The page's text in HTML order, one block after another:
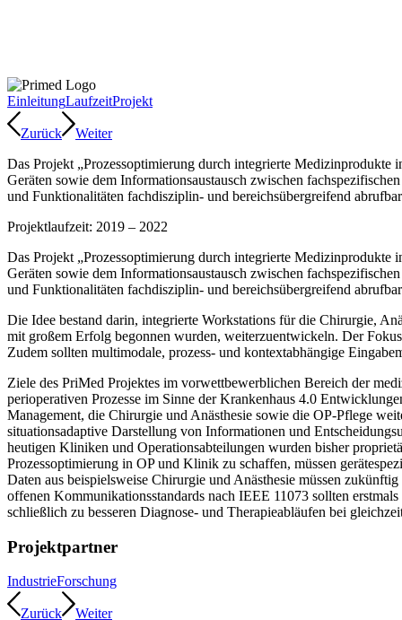
EinleitungLaufzeitProjekt
Zurück
Weiter
Das Projekt „Prozessoptimierung durch integrierte
Geräten sowie dem Informationsaustausch zwischen
und Funktionalitäten fachdisziplin- und bereichsübergreifend
Projektlaufzeit: 2019 – 2022
Das Projekt „Prozessoptimierung durch integrierte
Geräten sowie dem Informationsaustausch zwischen
und Funktionalitäten fachdisziplin- und bereichsübergreifend
Die Idee bestand darin, integrierte Workstations für die Chirurgie,
mit großem Erfolg begonnen wurden, weiterzuentwickeln. Der
Zudem sollten multimodale, prozess- und kontextabhängige
Ziele des PriMed Projektes im vorwettbewerblichen Bereich der
perioperativen Prozesse im Sinne der Krankenhaus 4.0
Management, die Chirurgie und Anästhesie sowie die OP-Pflege
situationsadaptive Darstellung von Informationen und
heutigen Kliniken und Operationsabteilungen wurden bisher
Prozessoptimierung in OP und Klinik zu schaffen, müssen
Daten aus beispielsweise Chirurgie und Anästhesie müssen
offenen Kommunikationsstandards nach IEEE 11073 sollten
schließlich zu besseren Diagnose- und Therapieabläufen bei
Projektpartner
IndustrieForschung
Zurück
Weiter